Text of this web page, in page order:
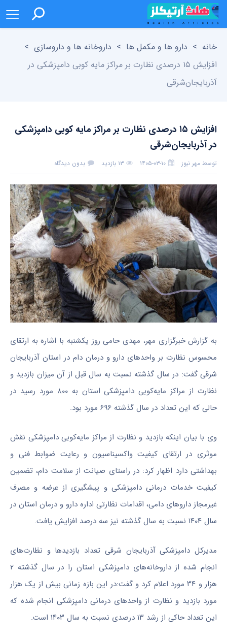
خانه > دارو ها و مکمل ها > داروخانه ها و داروسازی >
افزایش ۱۵ درصدی نظارت بر مراکز مایه کوبی دامپزشکی در
آذربایجان‌شرقی
افزایش ۱۵ درصدی نظارت بر مراکز مایه کوبی دامپزشکی
در آذربایجان‌شرقی
توسط مهر نیوز ۱۴۰۵-۰۳-۱۰ ۱۳ بازدید بدون دیدگاه
به گزارش خبرگزاری مهر، مهدی حامی روز یکشنبه با اشاره به ارتقای
محسوس نظارت بر واحدهای دارو و درمان دام در استان آذربایجان
شرقی گفت: در سال گذشته نسبت به سال قبل از آن میزان بازدید و
نظارت از مراکز مایه‌کوبی دامپزشکی استان به ۸۰۰ مورد رسید در
حالی که این تعداد در سال گذشته ۶۹۶ مورد بود.
وی با بیان اینکه بازدید و نظارت از مراکز مایه‌کوبی دامپزشکی نقش
موثری در ارتقای کیفیت واکسیناسیون و رعایت ضوابط فنی و
بهداشتی دارد اظهار کرد: در راستای صیانت از سلامت دام، تضمین
کیفیت خدمات درمانی دامپزشکی و پیشگیری از عرضه و مصرف
غیرمجاز داروهای دامی، اقدامات نظارتی اداره دارو و درمان استان در
سال ۱۴۰۴ نسبت به سال گذشته نیز سه درصد افزایش یافت.
مدیرکل دامپزشکی آذربایجان شرقی تعداد بازدیدها و نظارت‌های
انجام شده از داروخانه‌های دامپزشکی استان را در سال گذشته ۲
هزار و ۳۴ مورد اعلام کرد و گفت:در این بازه زمانی بیش از یک هزار
مورد بازدید و نظارت از واحدهای درمانی دامپزشکی انجام شده که
این تعداد حاکی از رشد ۱۳ درصدی نسبت به سال ۱۴۰۳ است.